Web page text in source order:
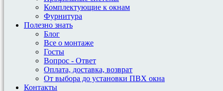
Комплектующие к окнам
Фурнитура
Полезно знать
Блог
Все о монтаже
Госты
Вопрос - Ответ
Оплата, доставка, возврат
От выбора до установки ПВХ окна
Контакты
Профильная система Veka
Выбери подходящую
профильную систему от Veka